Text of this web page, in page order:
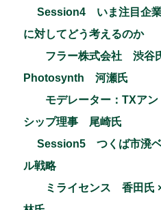
Session4 いま注目企業
に対してどう考えるのか
フラー株式会社 渋谷氏
Photosynth 河瀬氏
モデレーター：TXアン
シップ理事 尾崎氏
Session5 つくば市溌ベ
ル戦略
ミライセンス 香田氏 ×